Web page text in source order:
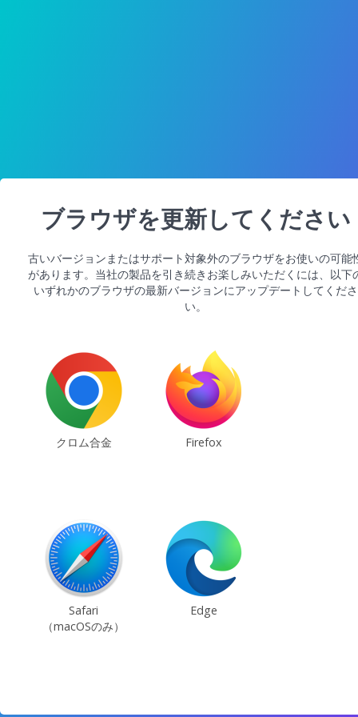
ブラウザを更新してください
古いバージョンまたはサポート対象外のブラウザをお使いの可能
があります。当社の製品を引き続きお楽しみいただくには、以下
いずれかのブラウザの最新バージョンにアップデートしてくださ
い。
クロム合金 Firefox
Safari
（macOSのみ）
Edge